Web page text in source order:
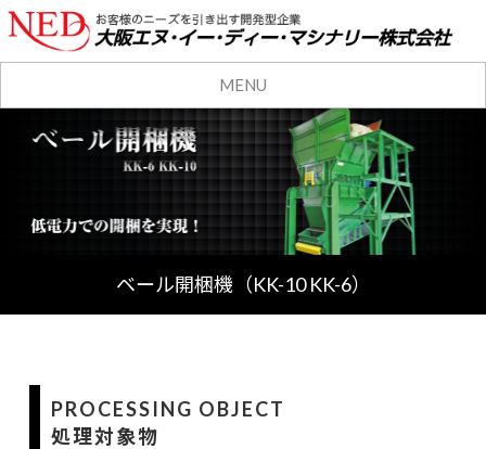
MENU
ベール開梱機（KK-10 KK-6）
PROCESSING OBJECT
処理対象物